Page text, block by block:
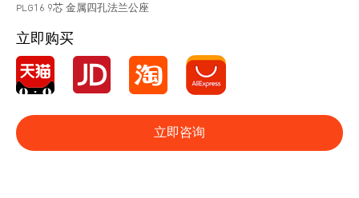
PLG16 9芯 金属四孔法兰公座
立即购买
立即咨询